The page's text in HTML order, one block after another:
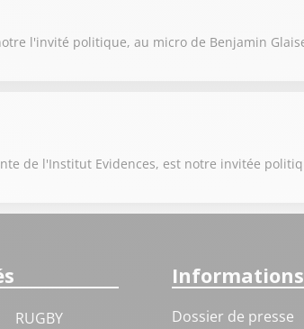
l'invité politique, au micro de Benjamin
de l'Institut Evidences, est notre invitée
RUGBY
Informations
Dossier de presse